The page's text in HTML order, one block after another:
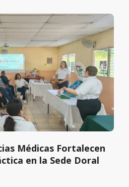
Médicas Fortalecen
en la Sede Doral